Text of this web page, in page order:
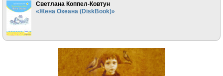
Светлана Коппел-Ковтун
«Жена Океана (DiskBook)»